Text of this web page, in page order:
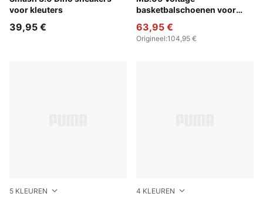
voor kleuters
39,95 €
basketbalschoenen voor
63,95 €
Origineel:104,95 €
5 KLEUREN 4 KLEUREN